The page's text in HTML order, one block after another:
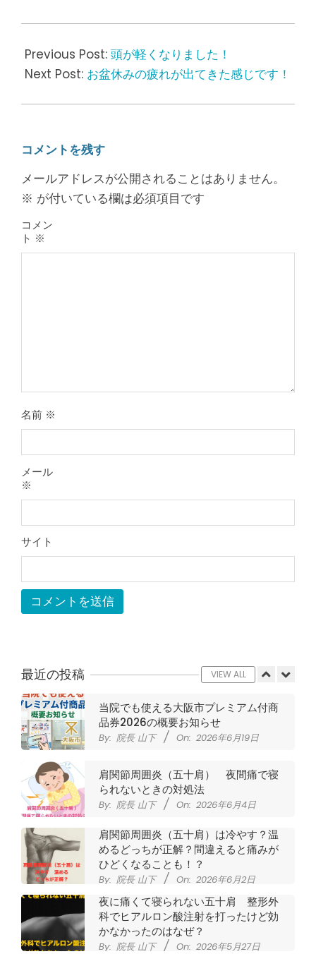
08-
26
Previous Post: 頭が軽くなりました！
Next Post: お盆休みの疲れが出てきた感じです！
コメントを残す
メールアドレスが公開されることはありません。
※ が付いている欄は必須項目です
コメン
ト ※
名前 ※
メール
※
サイト
最近の投稿 VIEW ALL
たほうがいい？それとも温める？
整形外科で水を抜きヒアルロン酸注射
ジャンプやダッシュで膝のお皿の下が
自分で貼れるテーピングのご紹介
痛い！膝蓋靭帯炎になってしまったら
サポーターはつけるべき？
By: 院長 山下
2026年7月11日
当院でも使える大阪市プレミアム付商
品券2026の概要お知らせ
By: 院長 山下 On: 2026年6月19日
肩関節周囲炎（五十肩） 夜間痛で寝
られないときの対処法
By: 院長 山下 On: 2026年6月4日
肩関節周囲炎（五十肩）は冷やす？温
めるどっちが正解？間違えると痛みが
ひどくなることも！？
By: 院長 山下 On: 2026年6月2日
夜に痛くて寝られない五十肩 整形外
科でヒアルロン酸注射を打ったけど効
かなかったのはなぜ？
By: 院長 山下 On: 2026年5月27日